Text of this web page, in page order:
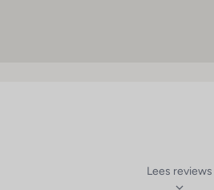
Lees reviews